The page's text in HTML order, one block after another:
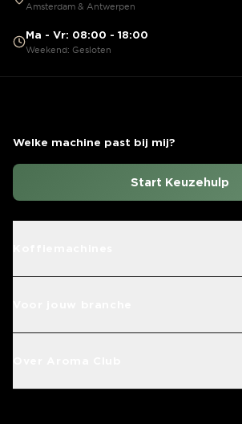
Amsterdam & Antwerpen
Ma - Vr: 08:00 - 18:00
Weekend: Gesloten
Welke machine past bij mij?
Start Keuzehulp